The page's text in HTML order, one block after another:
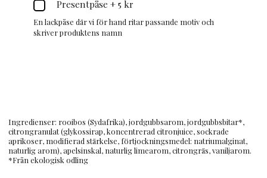
Presentpåse + 5 kr
En lackpåse där vi för hand ritar passande motiv och
skriver produktens namn
Ingredienser: rooibos (Sydafrika), jordgubbsarom, jordgubbsbitar*,
citrongranulat (glykossirap, koncentrerad citronjuice, sockrade
aprikoser, modifierad stärkelse, förtjockningsmedel: natriumalginat,
naturlig arom), apelsinskal, naturlig limearom, citrongräs, vaniljarom.
*Från ekologisk odling